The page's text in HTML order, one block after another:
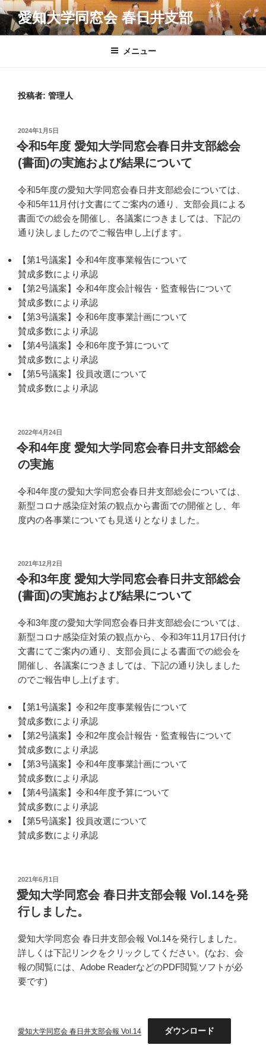
コ
テ
愛知大学同窓会 春日井支部
メニュー
投稿者: 管理人
投
稿
日:
2024年1月5日
令和5年度 愛知大学同窓会春日井支部総会
(書面)の実施および結果について
令和5年度の愛知大学同窓会春日井支部総会については、
令和5年11月付け文書にてご案内の通り、支部会員による
書面での総会を開催し、各議案につきましては、下記の
通り決しましたのでご報告申し上げます。
【第1号議案】令和4年度事業報告について
賛成多数により承認
【第2号議案】令和4年度会計報告・監査報告について
賛成多数により承認
【第3号議案】令和6年度事業計画について
賛成多数により承認
【第4号議案】令和6年度予算について
賛成多数により承認
【第5号議案】役員改選について
賛成多数により承認
投
稿
日:
2022年4月24日
令和4年度 愛知大学同窓会春日井支部総会
の実施
令和4年度の愛知大学同窓会春日井支部総会については、
新型コロナ感染症対策の観点から書面での開催とし、年
度内の各事業についても見送りとなりました。
投
稿
日:
2021年12月2日
令和3年度 愛知大学同窓会春日井支部総会
(書面)の実施および結果について
令和3年度の愛知大学同窓会春日井支部総会については、
新型コロナ感染症対策の観点から、令和3年11月17日付け
文書にてご案内の通り、支部会員による書面での総会を
開催し、各議案につきましては、下記の通り決しました
のでご報告申し上げます。
【第1号議案】令和2年度事業報告について
賛成多数により承認
【第2号議案】令和2年度会計報告・監査報告について
賛成多数により承認
【第3号議案】令和4年度事業計画について
賛成多数により承認
【第4号議案】令和4年度予算について
賛成多数により承認
【第5号議案】役員改選について
賛成多数により承認
投
稿
日:
2021年6月1日
愛知大学同窓会 春日井支部会報 Vol.14を発
行しました。
愛知大学同窓会 春日井支部会報 Vol.14を発行しました。
詳しくは下記リンクをクリックしてください。(なお、会
報の閲覧には、Adobe ReaderなどのPDF閲覧ソフトが必
要です)
愛知大学同窓会 春日井支部会報 Vol.14 ダウンロード